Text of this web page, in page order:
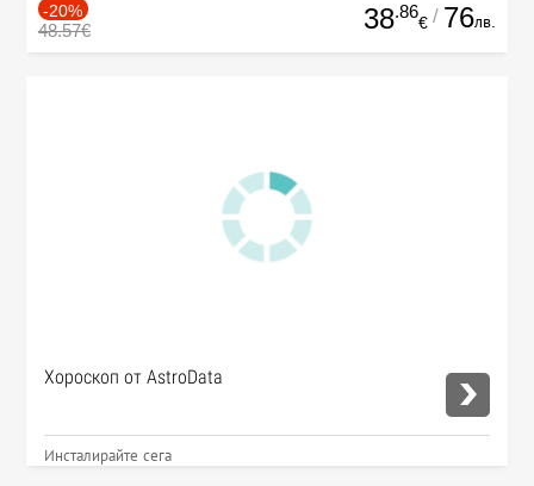
-20%
48.57€ 38.86
€ / 76лв.
Хороскоп от AstroData
Инсталирайте сега